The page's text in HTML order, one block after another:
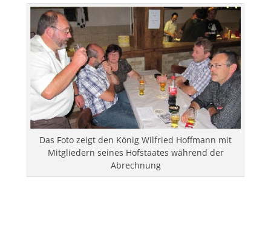
Das Foto zeigt den König Wilfried Hoffmann mit
Mitgliedern seines Hofstaates während der
Abrechnung